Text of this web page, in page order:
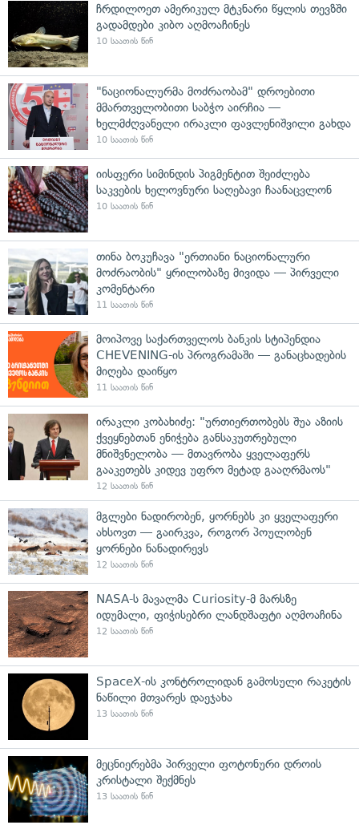
ჩრდილოეთ ამერიკულ მტკნარი წყლის თევზში
გადამდები კიბო აღმოაჩინეს
10 საათის წინ
"ნაციონალურმა მოძრაობამ" დროებითი
მმართველობითი საბჭო აირჩია —
ხელმძღვანელი ირაკლი ფავლენიშვილი გახდა
10 საათის წინ
იისფერი სიმინდის პიგმენტით შეიძლება
საკვების ხელოვნური საღებავი ჩაანაცვლონ
10 საათის წინ
თინა ბოკუჩავა "ერთიანი ნაციონალური
მოძრაობის" ყრილობაზე მივიდა — პირველი
კომენტარი
11 საათის წინ
მოიპოვე საქართველოს ბანკის სტიპენდია
CHEVENING-ის პროგრამაში — განაცხადების
მიღება დაიწყო
11 საათის წინ
ირაკლი კობახიძე: "ურთიერთობებს შუა აზიის
ქვეყნებთან ენიჭება განსაკუთრებული
მნიშვნელობა — მთავრობა ყველაფერს
გააკეთებს კიდევ უფრო მეტად გააღრმაოს"
12 საათის წინ
მგლები ნადირობენ, ყორნებს კი ყველაფერი
ახსოვთ — გაირკვა, როგორ პოულობენ
ყორნები ნანადირევს
12 საათის წინ
NASA-ს მავალმა Curiosity-მ მარსზე
იდუმალი, ფიჭისებრი ლანდშაფტი აღმოაჩინა
12 საათის წინ
SpaceX-ის კონტროლიდან გამოსული რაკეტის
ნაწილი მთვარეს დაეჯახა
13 საათის წინ
მეცნიერებმა პირველი ფოტონური დროის
კრისტალი შექმნეს
13 საათის წინ